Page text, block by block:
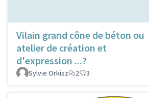
Vilain grand cône de béton ou
atelier de création et
d'expression ...?
Sylvie Orkisz 2 3